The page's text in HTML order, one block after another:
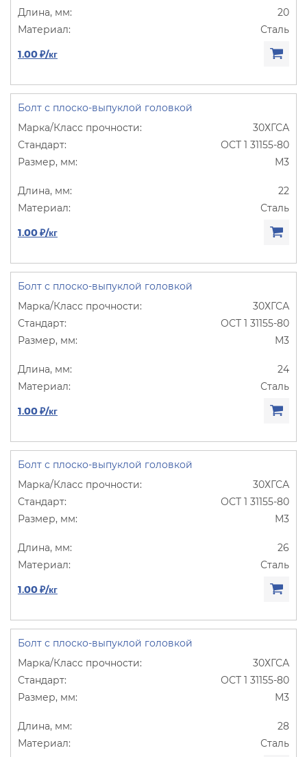
20
Сталь
1.00 ₽/кг
Болт с плоско-выпуклой головкой
30ХГСА
ОСТ 1 31155-80
М3
22
Сталь
1.00 ₽/кг
Болт с плоско-выпуклой головкой
30ХГСА
ОСТ 1 31155-80
М3
24
Сталь
1.00 ₽/кг
Болт с плоско-выпуклой головкой
30ХГСА
ОСТ 1 31155-80
М3
26
Сталь
1.00 ₽/кг
Болт с плоско-выпуклой головкой
30ХГСА
ОСТ 1 31155-80
М3
28
Сталь